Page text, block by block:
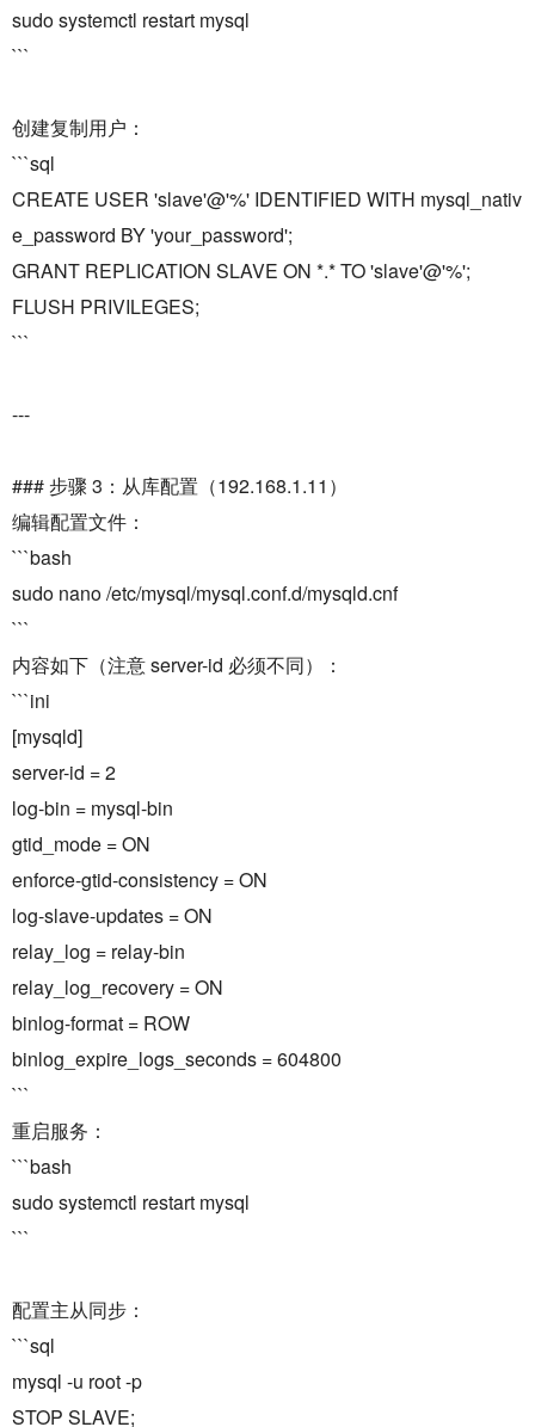
sudo systemctl restart mysql
```
创建复制用户：
```sql
CREATE USER 'slave'@'%' IDENTIFIED WITH mysql_nativ
e_password BY 'your_password';
GRANT REPLICATION SLAVE ON *.* TO 'slave'@'%';
FLUSH PRIVILEGES;
```
---
### 步骤 3：从库配置（192.168.1.11）
编辑配置文件：
```bash
sudo nano /etc/mysql/mysql.conf.d/mysqld.cnf
```
内容如下（注意 server-id 必须不同）：
```ini
[mysqld]
server-id = 2
log-bin = mysql-bin
gtid_mode = ON
enforce-gtid-consistency = ON
log-slave-updates = ON
relay_log = relay-bin
relay_log_recovery = ON
binlog-format = ROW
binlog_expire_logs_seconds = 604800
```
重启服务：
```bash
sudo systemctl restart mysql
```
配置主从同步：
```sql
mysql -u root -p
STOP SLAVE;